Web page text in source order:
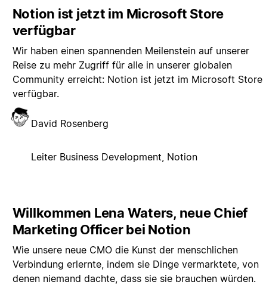
Notion ist jetzt im Microsoft Store
verfügbar
Wir haben einen spannenden Meilenstein auf unserer
Reise zu mehr Zugriff für alle in unserer globalen
Community erreicht: Notion ist jetzt im Microsoft Store
verfügbar.
David Rosenberg
Leiter Business Development, Notion
Willkommen Lena Waters, neue Chief
Marketing Officer bei Notion
Wie unsere neue CMO die Kunst der menschlichen
Verbindung erlernte, indem sie Dinge vermarktete, von
denen niemand dachte, dass sie sie brauchen würden.